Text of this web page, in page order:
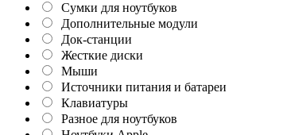
Сумки для ноутбуков
Дополнительные модули
Док-станции
Жесткие диски
Мыши
Источники питания и батареи
Клавиатуры
Разное для ноутбуков